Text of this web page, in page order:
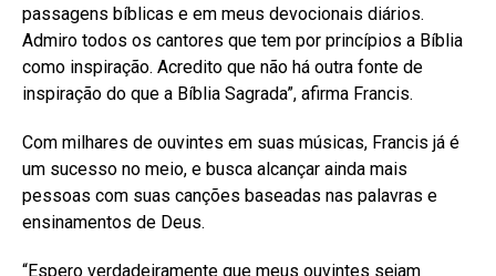
passagens bíblicas e em meus devocionais diários.
Admiro todos os cantores que tem por princípios a Bíblia
como inspiração. Acredito que não há outra fonte de
inspiração do que a Bíblia Sagrada”, afirma Francis.
Com milhares de ouvintes em suas músicas, Francis já é
um sucesso no meio, e busca alcançar ainda mais
pessoas com suas canções baseadas nas palavras e
ensinamentos de Deus.
“Espero verdadeiramente que meus ouvintes sejam